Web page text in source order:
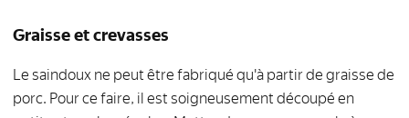
Graisse et crevasses
Le saindoux ne peut être fabriqué qu'à partir de graisse de
porc. Pour ce faire, il est soigneusement découpé en